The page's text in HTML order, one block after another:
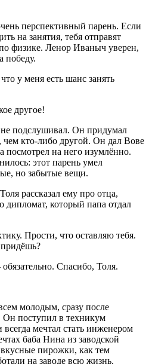
перспективный парень. Если
на занятия, тебя отправят
физике. Ленор Иваныч уверен,
победу.
у меня есть шанс занять
другое!
подслушивал. Он придумал
чем кто-либо другой. Он дал Вове
посмотрел на него изумлённо.
этот парень умел
но забытые вещи.
рассказал ему про отца,
который папа отдал
Прости, что оставляю тебя.
Спасибо, Толя.
молодым, сразу после
Он поступил в техникум
мечтал стать инженером
баба Нина из заводской
пирожки, как тем
на заводе всю жизнь.